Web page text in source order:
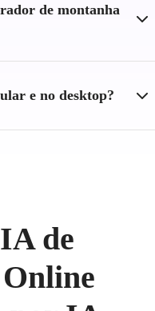
de montanha
e no desktop?
de